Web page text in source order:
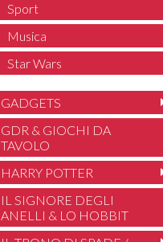
Sport
Musica
Star Wars
GADGETS
GDR & GIOCHI DA
TAVOLO
HARRY POTTER
IL SIGNORE DEGLI
ANELLI & LO HOBBIT